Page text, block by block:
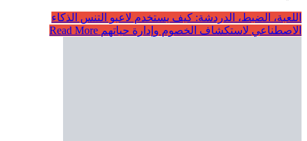
اللعبة، الضبط، الدردشة: كيف يستخدم لاعبو التنس الذكاء
الاصطناعي لاستكشاف الخصوم وإدارة حياتهم